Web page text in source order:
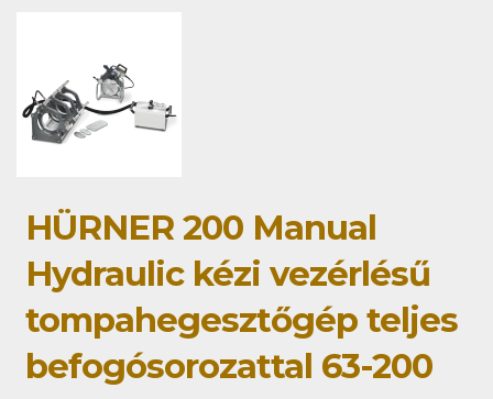
HÜRNER 200 Manual
Hydraulic kézi vezérlésű
tompahegesztőgép teljes
befogósorozattal 63-200